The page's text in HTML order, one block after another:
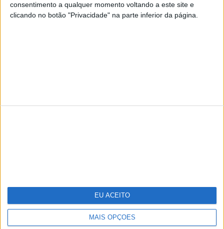
consentimento a qualquer momento voltando a este site e
clicando no botão "Privacidade" na parte inferior da página.
MAIS OPÇÕES
EU ACEITO